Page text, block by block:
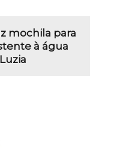
mochila para
à água